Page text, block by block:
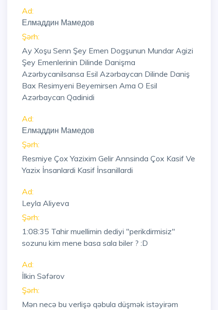
Ad:
Елмаддин Мамедов
Şərh:
Ay Xoşu Senn Şey Emen Dogşunun Mundar Agizi
Şey Emenlerinin Dilinde Danişma
Azərbycanilsansa Esil Azərbaycan Dilinde Daniş
Bax Resimyeni Beyemirsen Ama O Esil
Azərbaycan Qadinidi
Ad:
Елмаддин Мамедов
Şərh:
Resmiye Çox Yazixim Gelir Annsinda Çox Kasif Ve
Yazix İnsanlardi Kasif İnsanillardi
Ad:
Leyla Aliyeva
Şərh:
1:08:35 Tahir muellimin dediyi "perikdirmisiz"
sozunu kim mene basa sala biler ? :D
Ad:
İlkin Səfərov
Şərh:
Mən necə bu verlişə qəbula düşmək istəyirəm